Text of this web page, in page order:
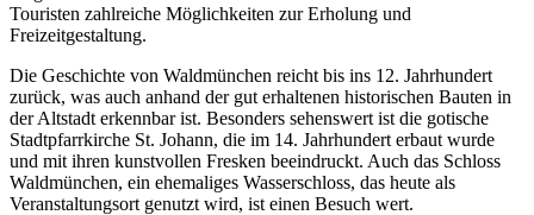
Touristen zahlreiche Möglichkeiten zur Erholung und
Freizeitgestaltung.
Die Geschichte von Waldmünchen reicht bis ins 12. Jahrhundert
zurück, was auch anhand der gut erhaltenen historischen Bauten in
der Altstadt erkennbar ist. Besonders sehenswert ist die gotische
Stadtpfarrkirche St. Johann, die im 14. Jahrhundert erbaut wurde
und mit ihren kunstvollen Fresken beeindruckt. Auch das Schloss
Waldmünchen, ein ehemaliges Wasserschloss, das heute als
Veranstaltungsort genutzt wird, ist einen Besuch wert.